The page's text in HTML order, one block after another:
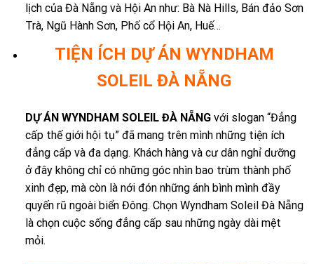
lịch của Đà Nẵng và Hội An như: Bà Nà Hills, Bán đảo Sơn
Trà, Ngũ Hành Sơn, Phố cổ Hội An, Huế…
TIỆN ÍCH DỰ ÁN WYNDHAM
SOLEIL ĐÀ NẴNG
DỰ ÁN WYNDHAM SOLEIL ĐÀ NẴNG với slogan “Đẳng
cấp thế giới hội tụ” đã mang trên mình những tiện ích
đẳng cấp và đa dạng. Khách hàng và cư dân nghỉ dưỡng
ở đây không chỉ có những góc nhìn bao trùm thành phố
xinh đẹp, mà còn là nới đón những ánh bình mình đầy
quyến rũ ngoài biển Đông. Chọn Wyndham Soleil Đà Nẵng
là chọn cuộc sống đẳng cấp sau những ngày dài mệt
mỏi.